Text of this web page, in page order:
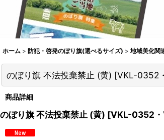
ホーム > 防犯・啓発のぼり旗(選べるサイズ) > 地域美化関
のぼり旗 不法投棄禁止 (黄) [VKL-0352
商品詳細
のぼり旗 不法投棄禁止 (黄) [VKL-0352